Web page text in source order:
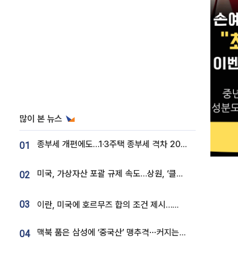
많이 본 뉴스
01 종부세 개편에도…1·3주택 종부세 격차 2028년부터 확대
02 미국, 가상자산 포괄 규제 속도…상원, ‘클래리티법’ 9월 절차투표 추진
03 이란, 미국에 호르무즈 합의 조건 제시…美 “경기 아직 안 끝나” [종합]
04 맥북 품은 삼성에 ‘중국산’ 맹추격⋯커지는 노트북 OLED 시장